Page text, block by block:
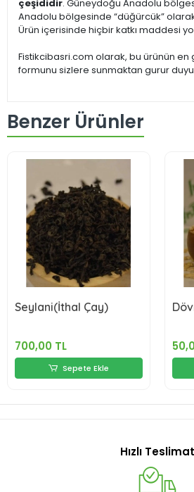
çeşididir. Güneydoğu Anadolu
Anadolu bölgesinde “düğürcük”
Ürün içerisinde hiçbir katkı maddesi
Fistikcibasri.com olarak, bu ürünün en
formunu sizlere sunmaktan gurur
Benzer Ürünler
Seylani(İthal Çay)
700,00 TL
Sepete Ekle
Hızlı Teslimat